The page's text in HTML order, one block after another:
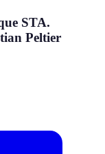
STA.
Peltier